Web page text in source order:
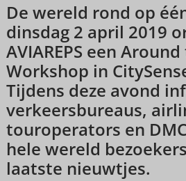
De wereld rond op
dinsdag 2 april 2019
AVIAREPS een
Workshop in
Tijdens deze avond
verkeersbureaus,
touroperators en
hele wereld
laatste nieuwtjes.